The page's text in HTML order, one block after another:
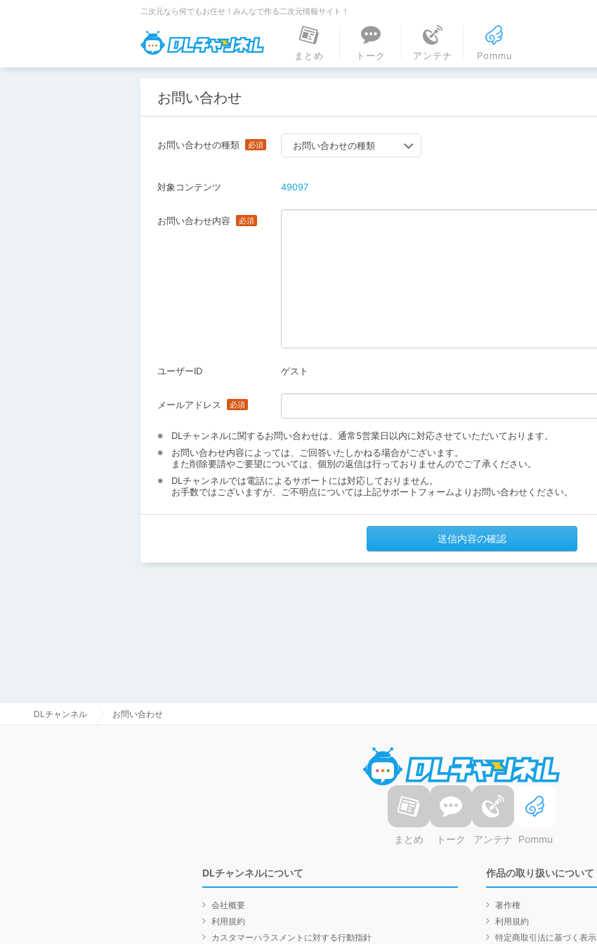
二次元なら何でもお任せ！みんなで作る二次元情報サイト！
DLチャンネル
まとめ
トーク アンテナ Pommu
お問い合わせ
お問い合わせの種類 お問い合わせの種類
対象コンテンツ 49097
お問い合わせ内容
ユーザーID ゲスト
メールアドレス
DLチャンネルに関するお問い合わせは、通常5営業日以内に対応させていただいております。
お問い合わせ内容によっては、ご回答いたしかねる場合がございます。
また削除要請やご要望については、個別の返信は行っておりませんのでご了承ください。
DLチャンネルでは電話によるサポートには対応しておりません。
お手数ではございますが、ご不明点については上記サポートフォームよりお問い合わせください。
送信内容の確認
DLチャンネル お問い合わせ
まとめ トーク アンテナ Pommu
DLチャンネルについて
会社概要
利用規約
カスタマーハラスメントに対する行動指針
作品の取り扱いについて
著作権
利用規約
特定商取引法に基づく表示